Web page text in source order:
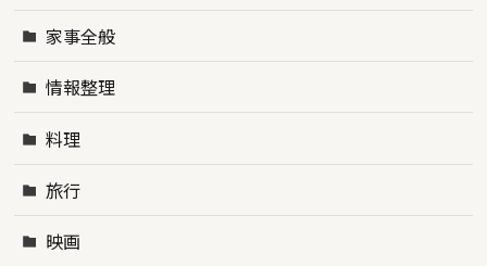
家事全般
情報整理
料理
旅行
映画